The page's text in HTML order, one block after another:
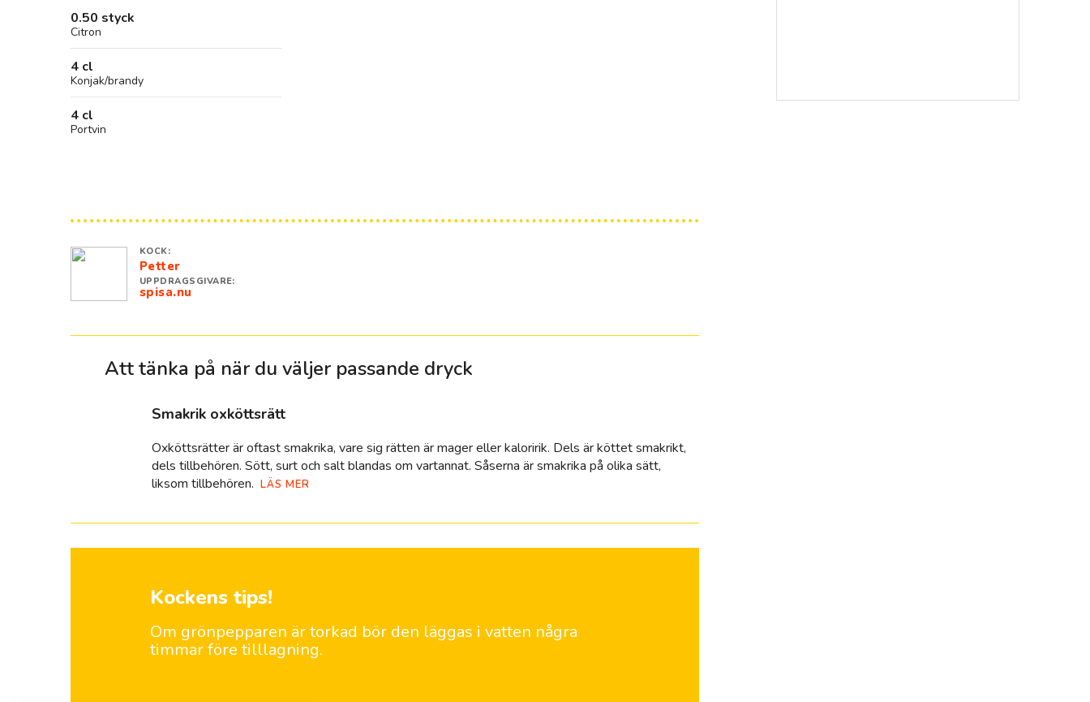
0.50 styck
Citron
4 cl
Konjak/brandy
4 cl
Portvin
KOCK:
Petter
UPPDRAGSGIVARE:
spisa.nu
Att tänka på när du väljer passande dryck
smakrik oxköttsrätt
Oxköttsrätter är oftast smakrika, vare sig rätten är mager eller kaloririk. Dels är köttet smakrikt,
dels tillbehören. Sött, surt och salt blandas om vartannat. Såserna är smakrika på olika sätt,
liksom tillbehören. LÄS MER
Kockens tips!
Om grönpepparen är torkad bör den läggas i vatten några
timmar före tilllagning.